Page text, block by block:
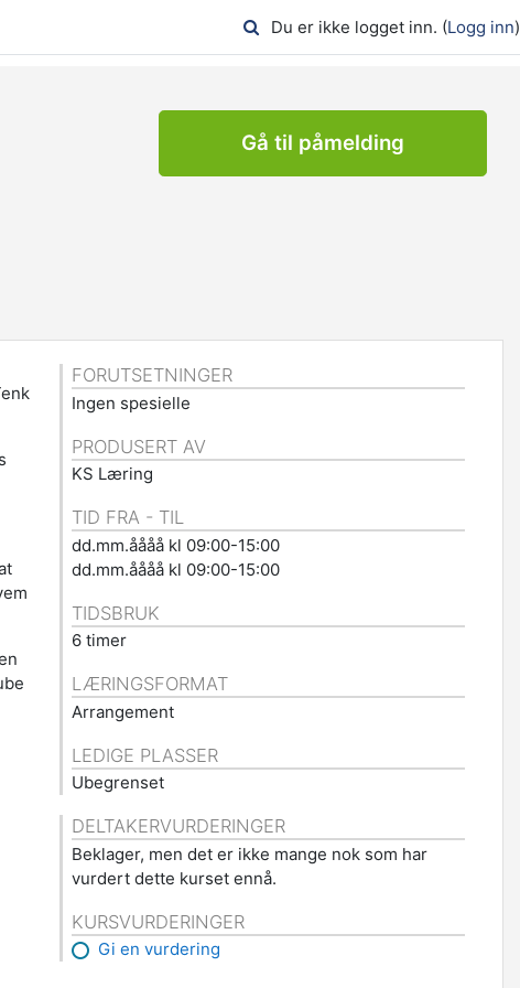
Du er ikke logget inn. (Logg inn)
Gå til påmelding
FORUTSETNINGER
Ingen spesielle
PRODUSERT AV
KS Læring
TID FRA - TIL
dd.mm.åååå kl 09:00-15:00
dd.mm.åååå kl 09:00-15:00
TIDSBRUK
6 timer
LÆRINGSFORMAT
Arrangement
LEDIGE PLASSER
Ubegrenset
DELTAKERVURDERINGER
Beklager, men det er ikke mange nok som har
vurdert dette kurset ennå.
KURSVURDERINGER
Gi en vurdering